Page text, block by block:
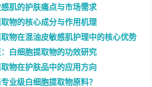
肌的护肤痛点与市场需求
物的核心成分与作用机理
物在混油皮敏感肌护理中的核心优势
白细胞提取物的功效研究
物在护肤品中的应用方向
业级白细胞提取物原料？